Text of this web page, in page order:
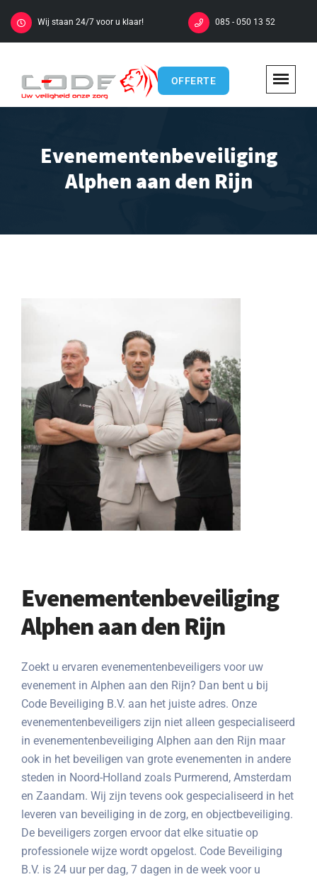
085 - 050 13 52
Wij staan 24/7 voor u klaar!
OFFERTE
Evenementenbeveiliging
Alphen aan den Rijn
Evenementenbeveiliging
Alphen aan den Rijn
Zoekt u ervaren evenementenbeveiligers voor uw
evenement in Alphen aan den Rijn? Dan bent u bij
Code Beveiliging B.V. aan het juiste adres. Onze
evenementenbeveiligers zijn niet alleen gespecialiseerd
in evenementenbeveiliging Alphen aan den Rijn maar
ook in het beveiligen van grote evenementen in andere
steden in Noord-Holland zoals Purmerend, Amsterdam
en Zaandam. Wij zijn tevens ook gespecialiseerd in het
leveren van beveiliging in de zorg, en objectbeveiliging.
De beveiligers zorgen ervoor dat elke situatie op
professionele wijze wordt opgelost. Code Beveiliging
B.V. is 24 uur per dag, 7 dagen in de week voor u